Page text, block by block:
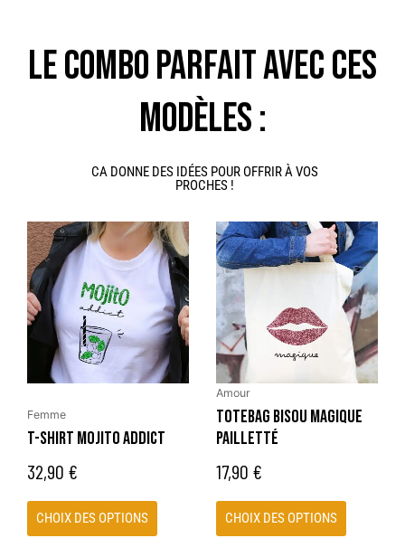
LE COMBO PARFAIT AVEC CES
MODÈLES :
CA DONNE DES IDÉES POUR OFFRIR À VOS
PROCHES !
Femme
T-SHIRT MOJITO ADDICT
32,90 €
CHOIX DES OPTIONS
Ce
produit
a
plusieurs
variations.
Les
options
peuvent
choisies
sur
page
du
produit
Amour
TOTEBAG BISOU MAGIQUE
PAILLETTÉ
17,90 €
CHOIX DES OPTIONS
Ce
produit
a
plusieurs
variations.
Les
options
peuvent
être
choisies
sur
page
du
produit